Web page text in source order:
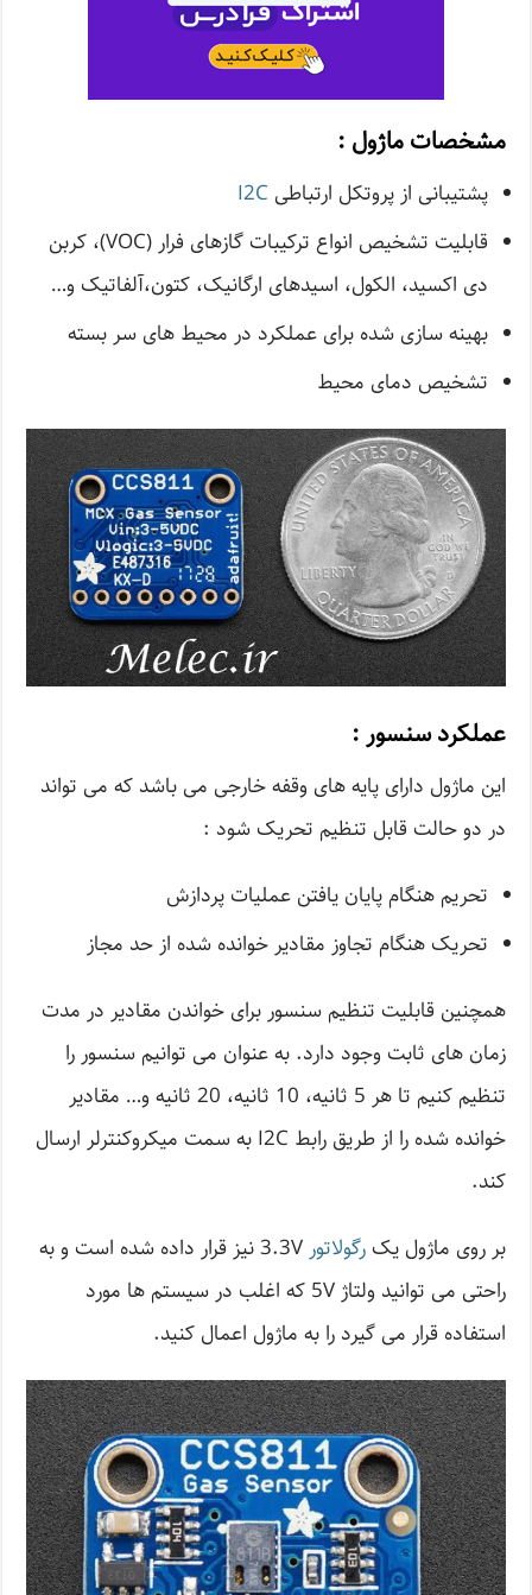
مشخصات ماژول :
پشتیبانی از پروتکل ارتباطی I2C
قابلیت تشخیص انواع ترکیبات گازهای فرار (VOC)، کربن
دی اکسید، الکول، اسیدهای ارگانیک، کتون،آلفاتیک و…
بهینه سازی شده برای عملکرد در محیط های سر بسته
تشخیص دمای محیط
عملکرد سنسور :
این ماژول دارای پایه های وقفه خارجی می باشد که می تواند
در دو حالت قابل تنظیم تحریک شود :
تحریم هنگام پایان یافتن عملیات پردازش
تحریک هنگام تجاوز مقادیر خوانده شده از حد مجاز
همچنین قابلیت تنظیم سنسور برای خواندن مقادیر در مدت
زمان های ثابت وجود دارد. به عنوان می توانیم سنسور را
تنظیم کنیم تا هر 5 ثانیه، 10 ثانیه، 20 ثانیه و… مقادیر
خوانده شده را از طریق رابط I2C به سمت میکروکنترلر ارسال
کند.
بر روی ماژول یکرگولاتور
3.3V نیز قرار داده شده است و به
راحتی می توانید ولتاژ 5V که اغلب در سیستم ها مورد
استفاده قرار می گیرد را به ماژول اعمال کنید.